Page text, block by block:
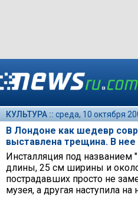
КУЛЬТУРА :: среда, 10 октября
В Лондоне как шедевр
выставлена трещина. В
Инсталляция под
длины, 25 см ширины и
пострадавших просто не
музея, а другая наступила на